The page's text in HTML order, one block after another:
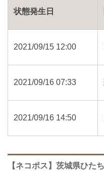
状態発生日
2021/09/15 12:00
2021/09/16 07:33
2021/09/16 14:50
【ネコポス】茨城県ひた